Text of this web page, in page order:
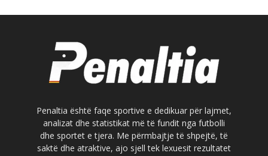
Penaltia është faqe sportive e dedikuar për lajmet,
analizat dhe statistikat më të fundit nga futbolli
dhe sportet e tjera. Me përmbajtje të shpejtë, të
saktë dhe atraktive, ajo sjell tek lexuesit rezultatet